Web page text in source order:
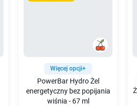
Więcej opcji+
PowerBar Hydro Żel
energetyczny bez popijania
wiśnia - 67 ml